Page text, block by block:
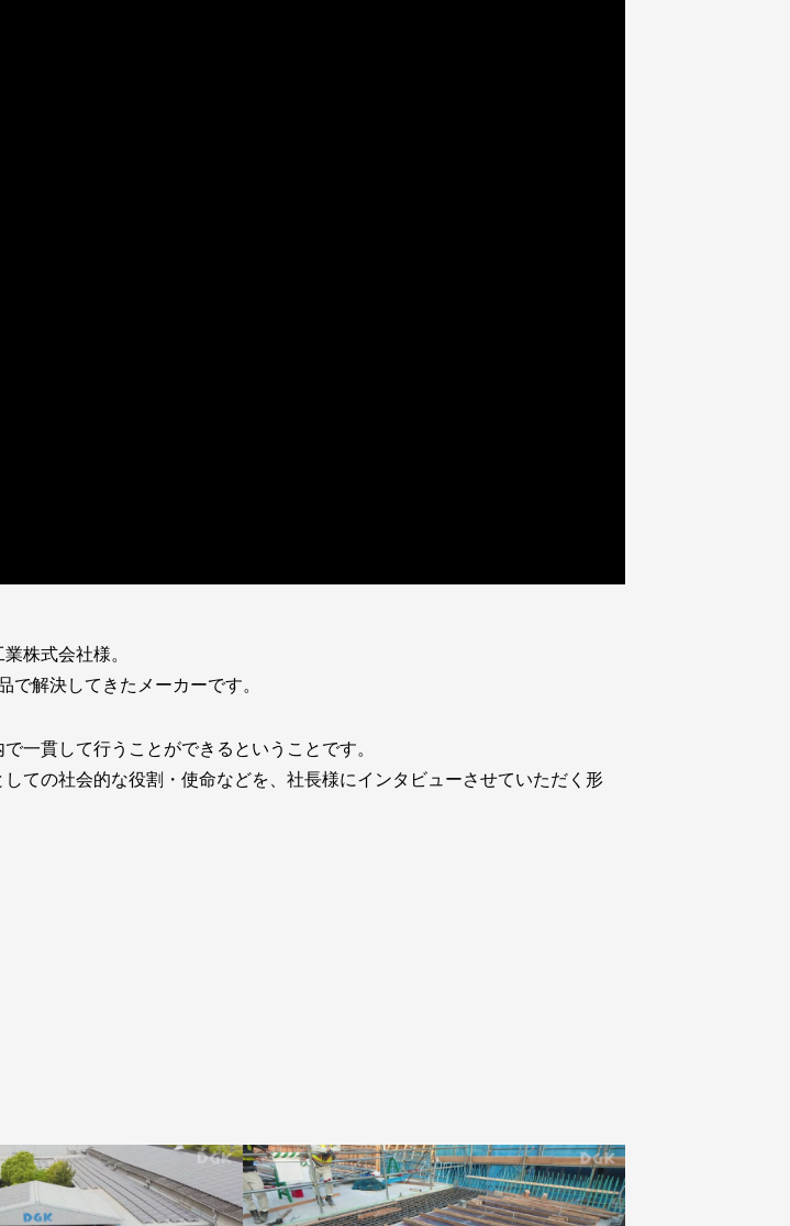
株式会社様。
解決してきたメーカーです。
一貫して行うことができるということです。
ての社会的な役割・使命などを、社長様にインタビューさせていただく形